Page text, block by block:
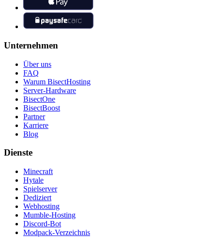
Unternehmen
Über uns
FAQ
Warum BisectHosting
Server-Hardware
BisectOne
BisectBoost
Partner
Karriere
Blog
Dienste
Minecraft
Hytale
Spielserver
Dediziert
Webhosting
Mumble-Hosting
Discord-Bot
Modpack-Verzeichnis